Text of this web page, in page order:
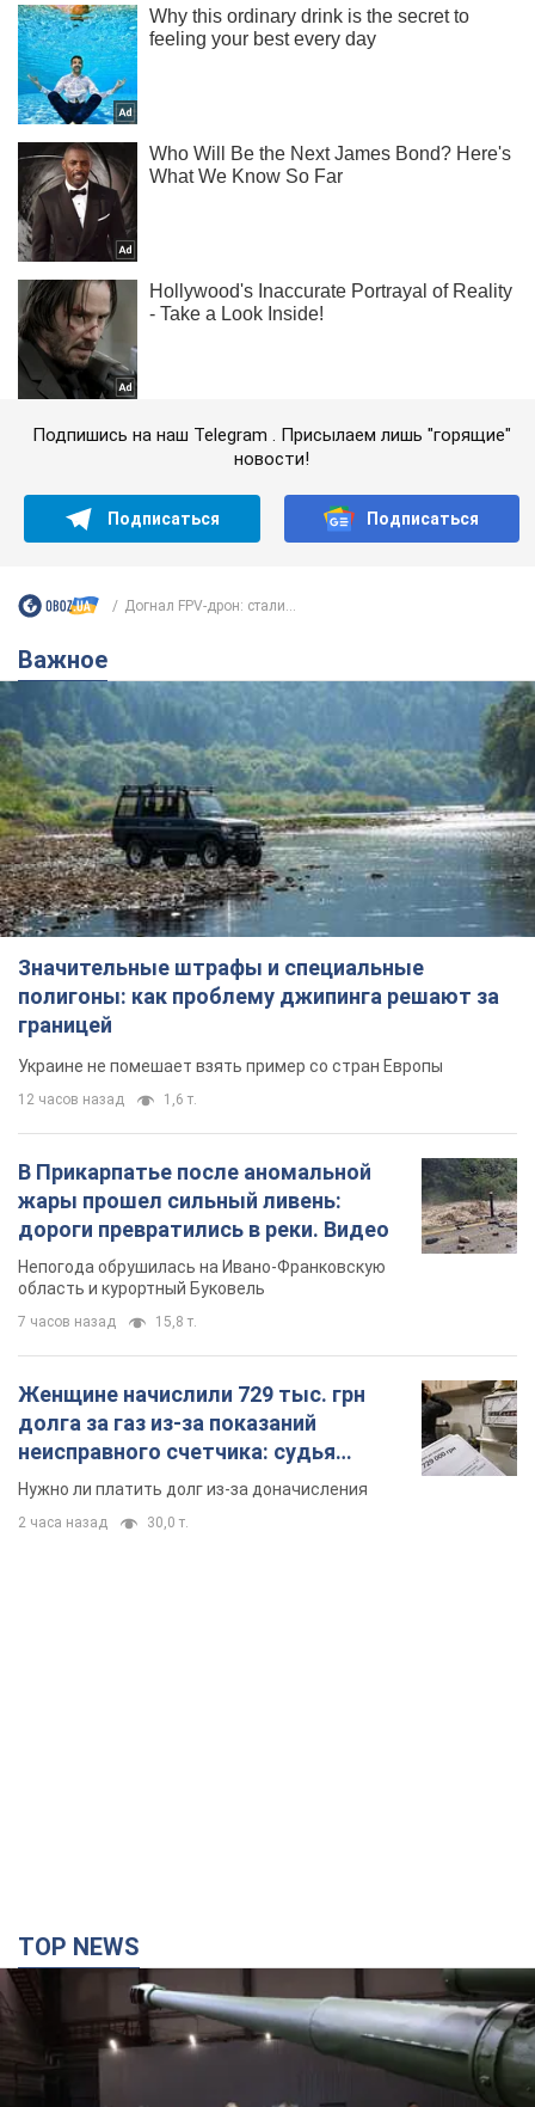
Подпишись на наш Telegram . Присылаем лишь "горящие"
новости!
Подписаться Подписаться
Догнал FPV-дрон: стали...
Важное
Значительные штрафы и специальные
полигоны: как проблему джипинга решают за
границей
Украине не помешает взять пример со стран Европы
12 часов назад 1,6 т.
В Прикарпатье после аномальной
жары прошел сильный ливень:
дороги превратились в реки. Видео
Непогода обрушилась на Ивано-Франковскую
область и курортный Буковель
7 часов назад 15,8 т.
Женщине начислили 729 тыс. грн
долга за газ из-за показаний
неисправного счетчика: судья
вынес неожиданное решение
Нужно ли платить долг из-за доначисления
2 часа назад 30,0 т.
TOP NEWS